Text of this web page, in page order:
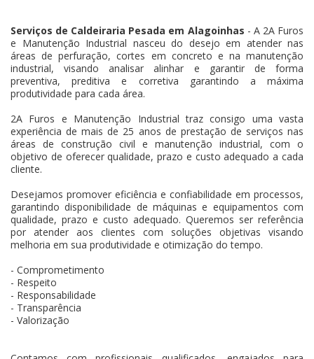
Serviços de Caldeiraria Pesada em Alagoinhas - A 2A Furos
e Manutenção Industrial nasceu do desejo em atender nas
áreas de perfuração, cortes em concreto e na manutenção
industrial, visando analisar alinhar e garantir de forma
preventiva, preditiva e corretiva garantindo a máxima
produtividade para cada área.
2A Furos e Manutenção Industrial traz consigo uma vasta
experiência de mais de 25 anos de prestação de serviços nas
áreas de construção civil e manutenção industrial, com o
objetivo de oferecer qualidade, prazo e custo adequado a cada
cliente.
Desejamos promover eficiência e confiabilidade em processos,
garantindo disponibilidade de máquinas e equipamentos com
qualidade, prazo e custo adequado. Queremos ser referência
por atender aos clientes com soluções objetivas visando
melhoria em sua produtividade e otimização do tempo.
- Comprometimento
- Respeito
- Responsabilidade
- Transparência
- Valorização